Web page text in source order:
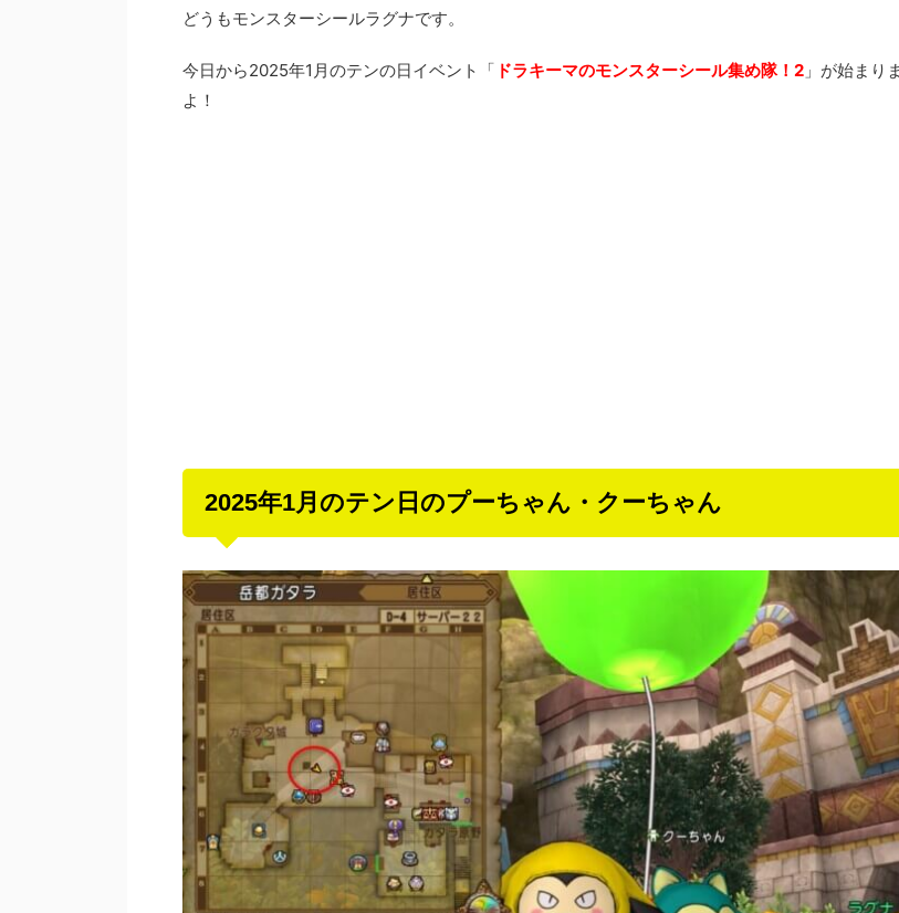
どうもモンスターシールラグナです。
今日から2025年1月のテンの日イベント「 ドラキーマのモンスターシール集め隊！2 」が始まり
よ！
2025年1月のテン日のプーちゃん・クーちゃん